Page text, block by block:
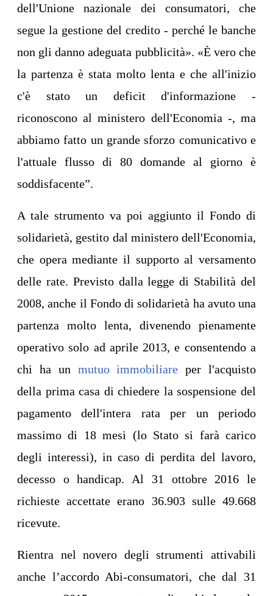
dell'Unione nazionale dei consumatori, che
segue la gestione del credito - perché le banche
non gli danno adeguata pubblicità». «È vero che
la partenza è stata molto lenta e che all'inizio
c'è stato un deficit d'informazione -
riconoscono al ministero dell'Economia -, ma
abbiamo fatto un grande sforzo comunicativo e
l'attuale flusso di 80 domande al giorno è
soddisfacente”.
A tale strumento va poi aggiunto il Fondo di
solidarietà, gestito dal ministero dell'Economia,
che opera mediante il supporto al versamento
delle rate. Previsto dalla legge di Stabilità del
2008, anche il Fondo di solidarietà ha avuto una
partenza molto lenta, divenendo pienamente
operativo solo ad aprile 2013, e consentendo a
chi ha un mutuo immobiliare per l'acquisto
della prima casa di chiedere la sospensione del
pagamento dell'intera rata per un periodo
massimo di 18 mesi (lo Stato si farà carico
degli interessi), in caso di perdita del lavoro,
decesso o handicap. Al 31 ottobre 2016 le
richieste accettate erano 36.903 sulle 49.668
ricevute.
Rientra nel novero degli strumenti attivabili
anche l’accordo Abi-consumatori, che dal 31